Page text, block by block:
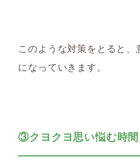
このような対策をとると、
になっていきます。
③クヨクヨ思い悩む時間